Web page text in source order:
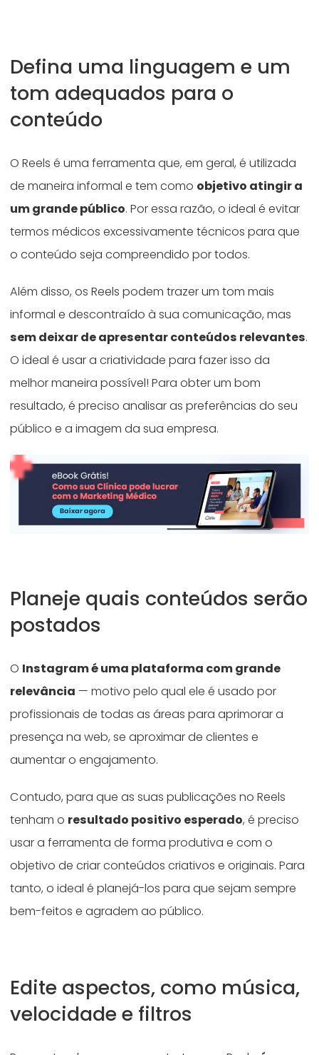
Defina uma linguagem e um
tom adequados para o
conteúdo
O Reels é uma ferramenta que, em geral, é utilizada
de maneira informal e tem como objetivo atingir a
um grande público. Por essa razão, o ideal é evitar
termos médicos excessivamente técnicos para que
o conteúdo seja compreendido por todos.
Além disso, os Reels podem trazer um tom mais
informal e descontraído à sua comunicação, mas
sem deixar de apresentar conteúdos relevantes.
O ideal é usar a criatividade para fazer isso da
melhor maneira possível! Para obter um bom
resultado, é preciso analisar as preferências do seu
público e a imagem da sua empresa.
Planeje quais conteúdos serão
postados
O Instagram é uma plataforma com grande
relevância — motivo pelo qual ele é usado por
profissionais de todas as áreas para aprimorar a
presença na web, se aproximar de clientes e
aumentar o engajamento.
Contudo, para que as suas publicações no Reels
tenham o resultado positivo esperado, é preciso
usar a ferramenta de forma produtiva e com o
objetivo de criar conteúdos criativos e originais. Para
tanto, o ideal é planejá-los para que sejam sempre
bem-feitos e agradem ao público.
Edite aspectos, como música,
velocidade e filtros